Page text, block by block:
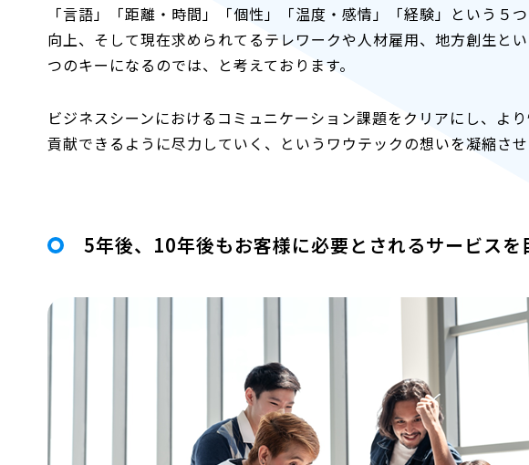
「言語」「距離・時間」「個性」「温度・感情」「経験」という５
向上、そして現在求められてるテレワークや人材雇用、地方創生と
つのキーになるのでは、と考えております。
ビジネスシーンにおけるコミュニケーション課題をクリアにし、よ
貢献できるように尽力していく、というワウテックの想いを凝縮させ
5年後、10年後もお客様に必要とされるサービスを